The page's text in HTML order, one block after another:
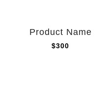
Product Name
$300